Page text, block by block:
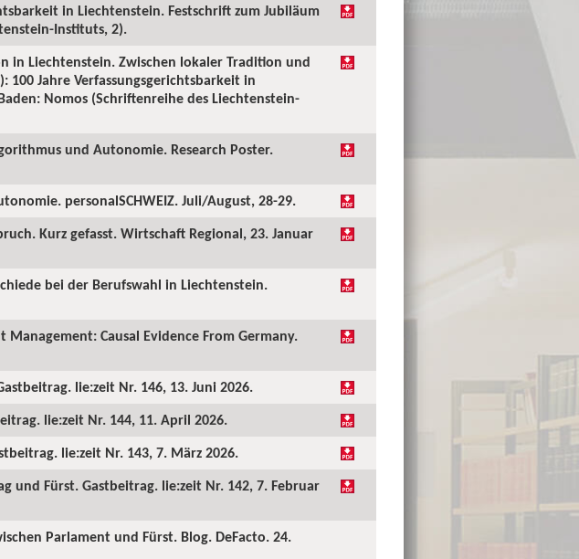
in Liechtenstein. Festschrift zum Jubiläum
Instituts, 2).
in Liechtenstein. Zwischen lokaler Tradition und
100 Jahre Verfassungsgerichtsbarkeit in
Nomos (Schriftenreihe des Liechtenstein-
und Autonomie. Research Poster.
personalSCHWEIZ. Juli/August, 28-29.
Kurz gefasst. Wirtschaft Regional, 23. Januar
bei der Berufswahl in Liechtenstein.
Causal Evidence From Germany.
lie:zeit Nr. 146, 13. Juni 2026.
lie:zeit Nr. 144, 11. April 2026.
lie:zeit Nr. 143, 7. März 2026.
und Fürst. Gastbeitrag. lie:zeit Nr. 142, 7. Februar
Parlament und Fürst. Blog. DeFacto. 24.